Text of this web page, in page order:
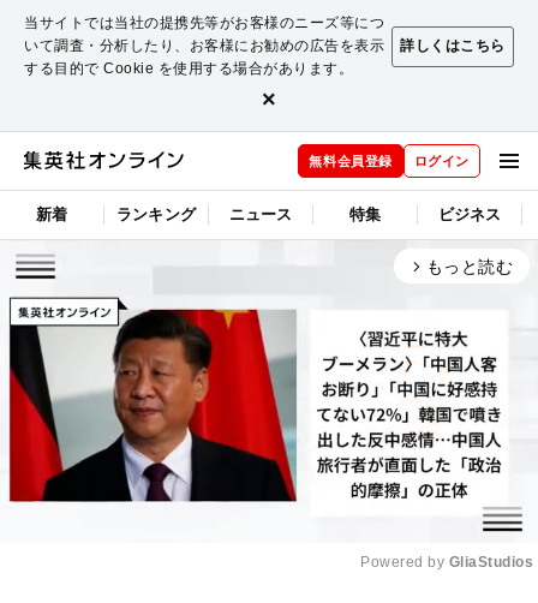
当サイトでは当社の提携先等がお客様のニーズ等につ
いて調査・分析したり、お客様にお勧めの広告を表示
する目的で Cookie を使用する場合があります。
詳しくはこちら
×
無料会員登録 ログイン
新着 ランキング ニュース 特集 ビジネス
arrow_forward_ios もっと読む
Powered by GliaStudios